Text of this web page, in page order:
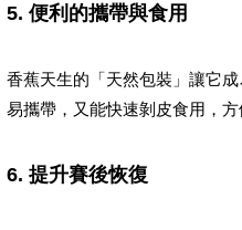
5. 便利的攜帶與食用
香蕉天生的「天然包裝」讓它
易攜帶，又能快速剝皮食用，方
6. 提升賽後恢復